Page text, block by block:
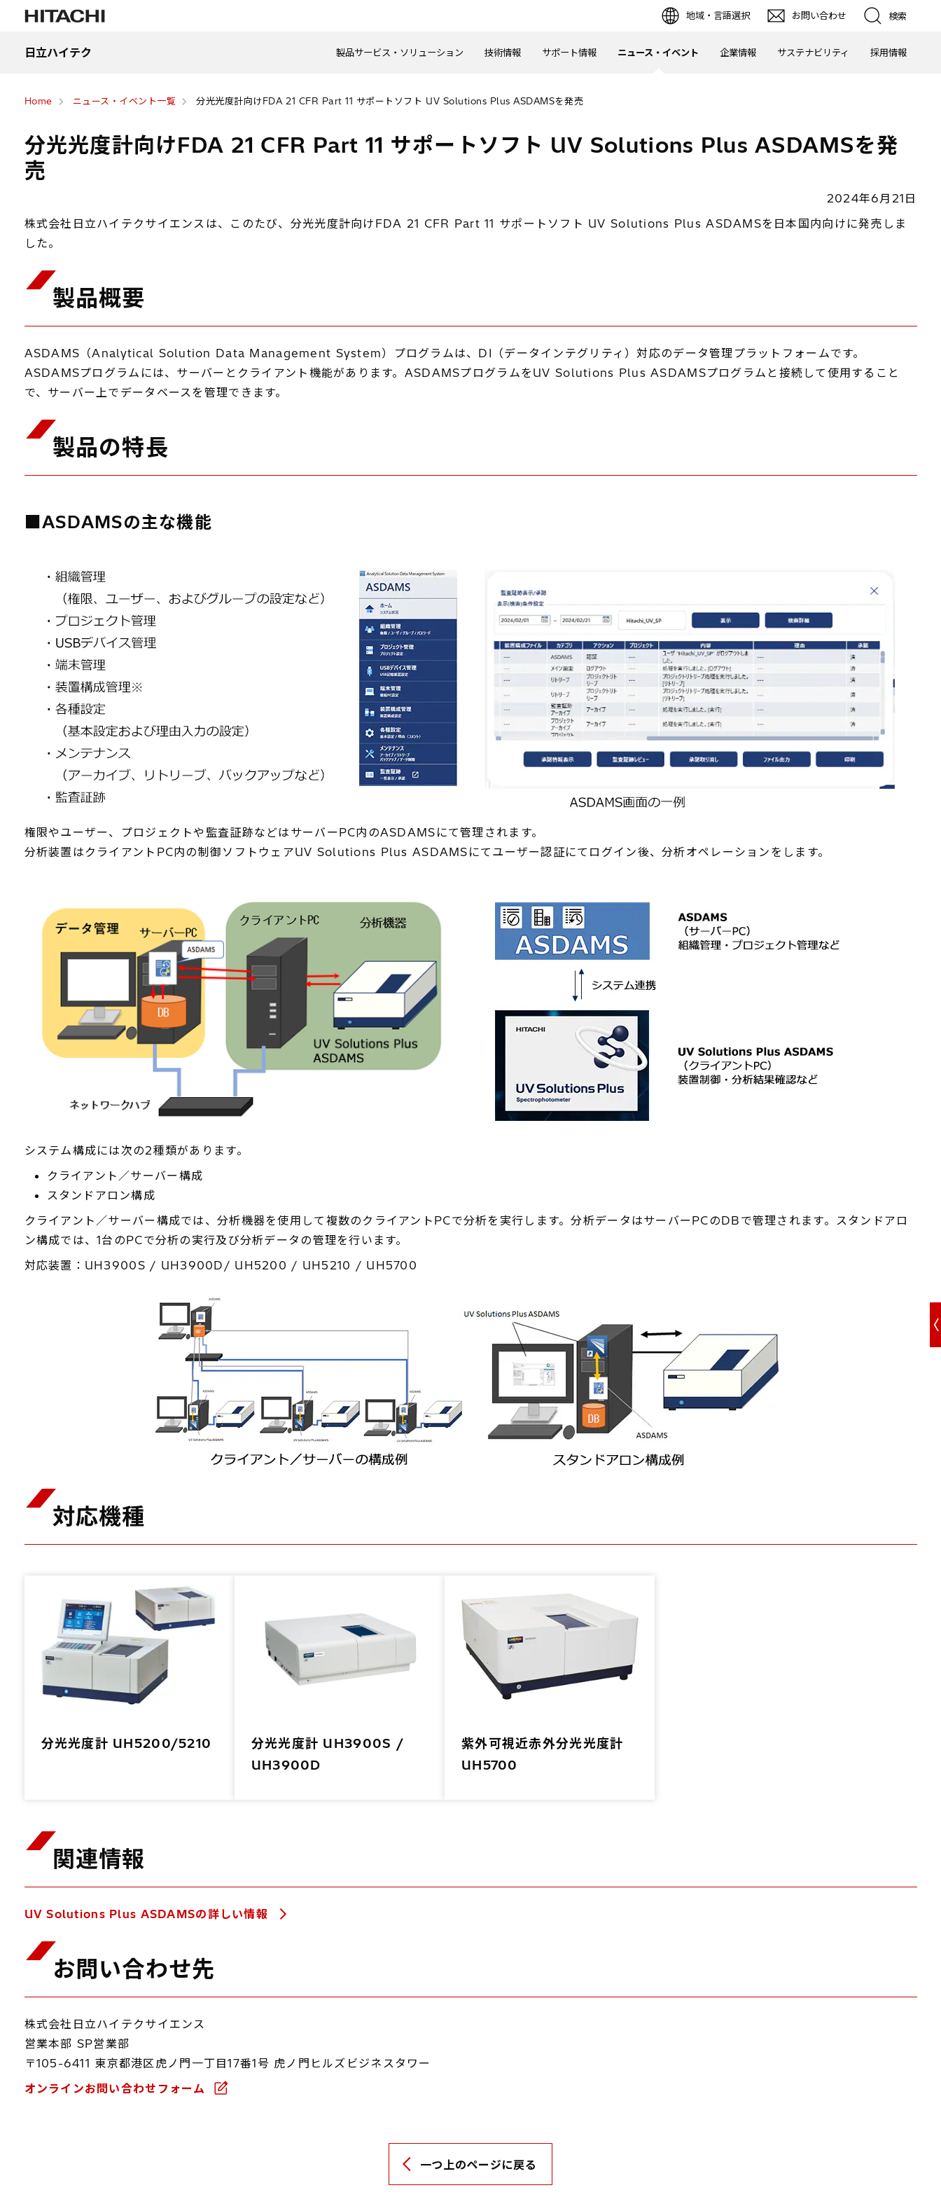
地域・言語選択 お問い合わせ 検索
日立ハイテク 製品サービス・ソリューション 技術情報 サポート情報 ニュース・イベント 企業情報 サステナビリティ 採用情報
Home ニュース・イベント一覧 分光光度計向けFDA 21 CFR Part 11 サポートソフト UV Solutions Plus ASDAMSを発売
分光光度計向けFDA 21 CFR Part 11 サポートソフト UV Solutions Plus ASDAMSを発
売
2024年6月21日
株式会社日立ハイテクサイエンスは、このたび、分光光度計向けFDA 21 CFR Part 11 サポートソフト UV Solutions Plus ASDAMSを日本国内向けに発売しま
した。
製品概要
ASDAMS（Analytical Solution Data Management System）プログラムは、DI（データインテグリティ）対応のデータ管理プラットフォームです。
ASDAMSプログラムには、サーバーとクライアント機能があります。ASDAMSプログラムをUV Solutions Plus ASDAMSプログラムと接続して使用すること
で、サーバー上でデータベースを管理できます。
製品の特長
■ASDAMSの主な機能
権限やユーザー、プロジェクトや監査証跡などはサーバーPC内のASDAMSにて管理されます。
分析装置はクライアントPC内の制御ソフトウェアUV Solutions Plus ASDAMSにてユーザー認証にてログイン後、分析オペレーションをします。
システム構成には次の2種類があります。
クライアント／サーバー構成
スタンドアロン構成
クライアント／サーバー構成では、分析機器を使用して複数のクライアントPCで分析を実行します。分析データはサーバーPCのDBで管理されます。スタンドアロ
ン構成では、1台のPCで分析の実行及び分析データの管理を行います。
対応装置：UH3900S / UH3900D/ UH5200 / UH5210 / UH5700
対応機種
分光光度計 UH5200/5210
分光光度計 UH3900S /
UH3900D
紫外可視近赤外分光光度計
UH5700
関連情報
UV Solutions Plus ASDAMSの詳しい情報
お問い合わせ先
株式会社日立ハイテクサイエンス
営業本部 SP営業部
〒105-6411 東京都港区虎ノ門一丁目17番1号 虎ノ門ヒルズビジネスタワー
オンラインお問い合わせフォーム
一つ上のページに戻る